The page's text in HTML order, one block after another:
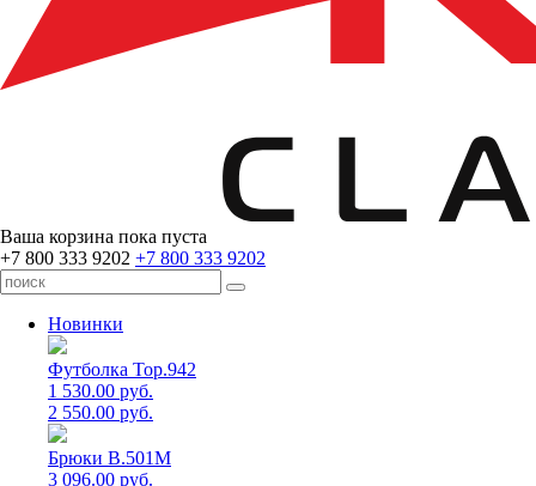
Ваша корзина пока пуста
+7 800 333 9202 +7 800 333 9202
Новинки
Футболка Top.942
1 530.00 руб.
2 550.00 руб.
Брюки B.501M
3 096.00 руб.